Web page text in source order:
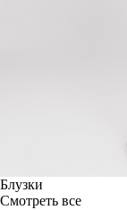
Блузки
Смотреть все